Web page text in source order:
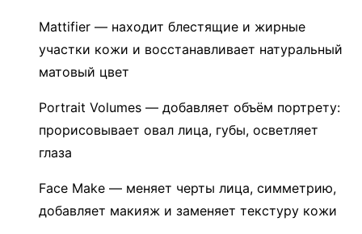
Mattifier — находит блестящие и жирные
участки кожи и восстанавливает натуральный
матовый цвет
Portrait Volumes — добавляет объём портрету:
прорисовывает овал лица, губы, осветляет
глаза
Face Make — меняет черты лица, симметрию,
добавляет макияж и заменяет текстуру кожи